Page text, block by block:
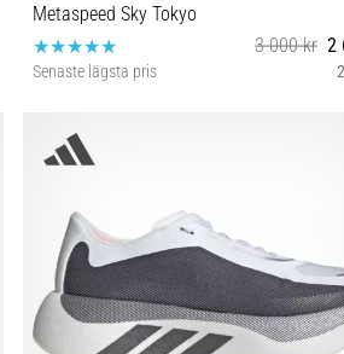
Metaspeed Sky Tokyo
3 000 kr 2
Senaste lägsta pris
37 37½ 38 39 39½ 40 40½ 41½ 42 42½ 43½